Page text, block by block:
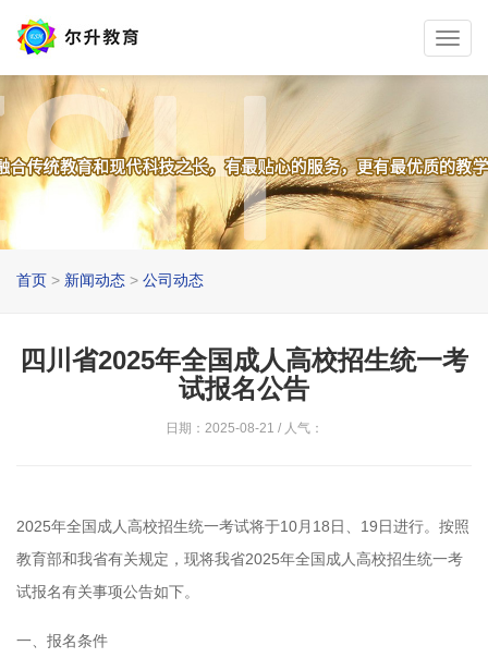
首页 > 新闻动态 > 公司动态
四川省2025年全国成人高校招生统一考
试报名公告
日期：2025-08-21 / 人气：
2025年全国成人高校招生统一考试将于10月18日、19日进行。按照
教育部和我省有关规定，现将我省2025年全国成人高校招生统一考
试报名有关事项公告如下。
一、报名条件